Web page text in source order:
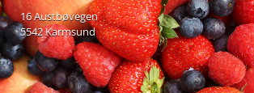
16 Austbøvegen
5542 Karmsund